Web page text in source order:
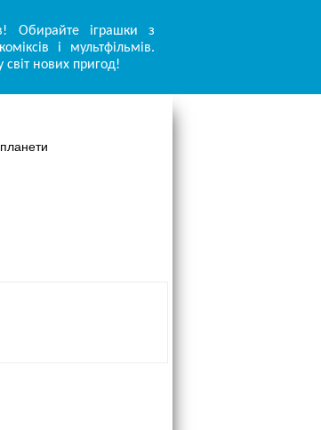
Обирайте іграшки з
і мультфільмів.
світ нових пригод!